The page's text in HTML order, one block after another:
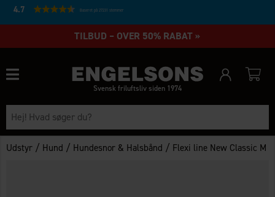
4.7 Baseret på 27231 stemmer
TILBUD – OVER 50% RABAT »
Svensk friluftsliv siden 1974
Udstyr / Hund / Hundesnor & Halsbånd / Flexi line New Classic M